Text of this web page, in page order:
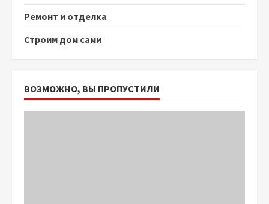
Ремонт и отделка
Строим дом сами
ВОЗМОЖНО, ВЫ ПРОПУСТИЛИ